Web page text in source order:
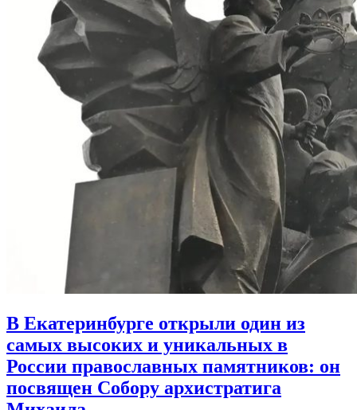
В Екатеринбурге открыли один из
самых высоких и уникальных в
России православных памятников: он
посвящен Собору архистратига